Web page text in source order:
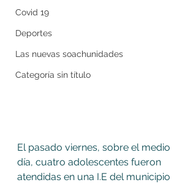
Covid 19
Deportes
Las nuevas soachunidades
Categoría sin título
El pasado viernes, sobre el medio
día, cuatro adolescentes fueron
atendidas en una I.E del municipio